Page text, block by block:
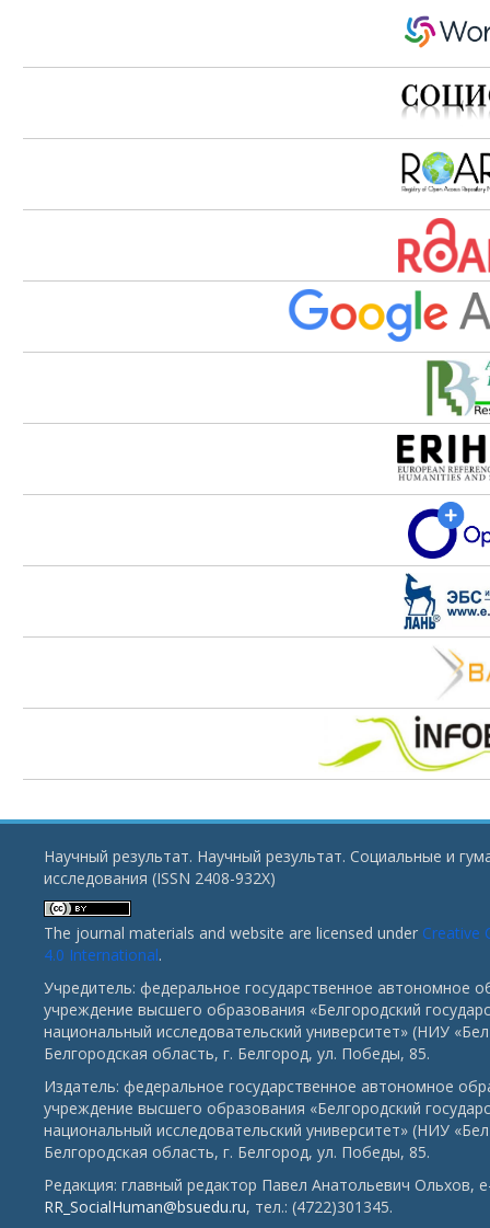
Научный результат. Научный результат. Социальные и
исследования (ISSN 2408-932X)
The journal materials and website are licensed under Creative
4.0 International.
Учредитель: федеральное государственное автономное
учреждение высшего образования «Белгородский
национальный исследовательский университет» (НИУ
Белгородская область, г. Белгород, ул. Победы, 85.
Издатель: федеральное государственное автономное
учреждение высшего образования «Белгородский
национальный исследовательский университет» (НИУ
Белгородская область, г. Белгород, ул. Победы, 85.
Редакция: главный редактор Павел Анатольевич Ольхов,
RR_SocialHuman@bsuedu.ru, тел.: (4722)301345.